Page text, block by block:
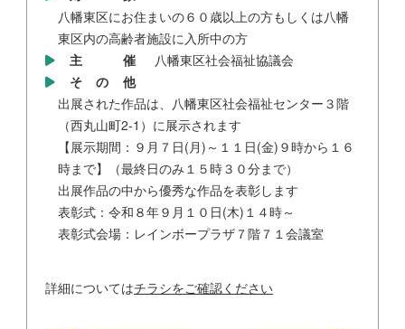
八幡東区にお住まいの６０歳以上の方もしくは八幡
東区内の高齢者施設に入所中の方
主 催
八幡東区社会福祉協議会
その他
出展された作品は、八幡東区社会福祉センター３階
（西丸山町2-1）に展示されます
【展示期間：９月７日(月)～１１日(金)９時から１６
時まで】（最終日のみ１５時３０分まで）
出展作品の中から優秀な作品を表彰します
表彰式：令和８年９月１０日(木)１４時～
表彰式会場：レインボープラザ７階７１会議室
詳細についてはチラシをご確認ください